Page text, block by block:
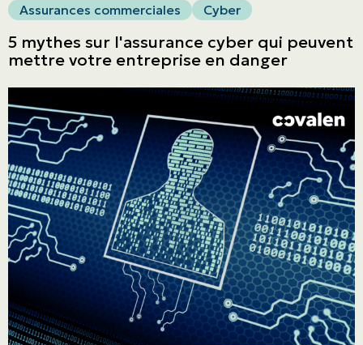
À propos
Carrière
Nous joindre
English | CA
Faites un paiement
Assurances commerciales Cyber
5 mythes sur l'assurance cyber qui peuvent
mettre votre entreprise en danger